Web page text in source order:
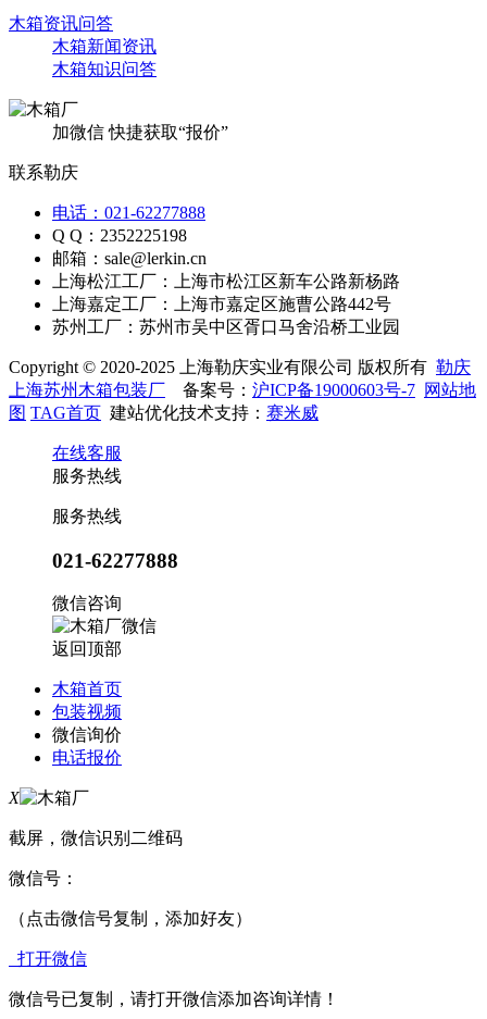
木箱资讯问答
木箱新闻资讯
木箱知识问答
加微信 快捷获取“报价”
联系勒庆
电话：021-62277888
Q Q：2352225198
邮箱：sale@lerkin.cn
上海松江工厂：上海市松江区新车公路新杨路
上海嘉定工厂：上海市嘉定区施曹公路442号
苏州工厂：苏州市吴中区胥口马舍沿桥工业园
Copyright © 2020-2025 上海勒庆实业有限公司 版权所有 勒庆
上海苏州木箱包装厂 备案号： 沪ICP备19000603号-7 网站地
图 TAG首页 建站优化技术支持： 赛米威
在线客服
服务热线
服务热线
021-62277888
微信咨询
返回顶部
木箱首页
包装视频
微信询价
电话报价
X
截屏，微信识别二维码
微信号：
（点击微信号复制，添加好友）
打开微信
微信号已复制，请打开微信添加咨询详情！